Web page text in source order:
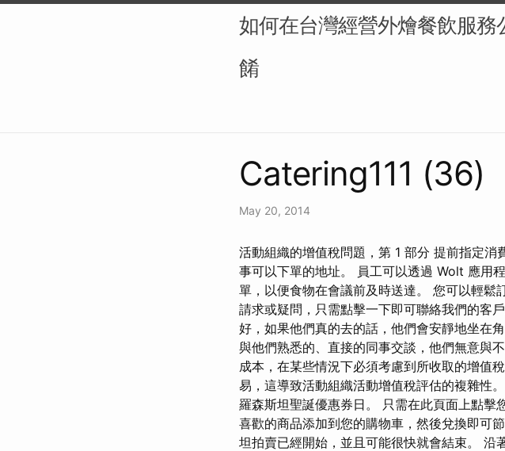
如何在台灣經營外燴餐飲服
餚
Catering111 (36)
May 20, 2014
活動組織的增值稅問題，第 1 部分 提前指定
事可以下單的地址。 員工可以透過 Wolt 應用
單，以便食物在會議前及時送達。 您可以輕
請求或疑問，只需點擊一下即可聯絡我們的客
好，如果他們真的去的話，他們會安靜地坐在
與他們熟悉的、直接的同事交談，他們無意與
成本，在某些情況下必須考慮到所收取的增值
易，這導致活動組織活動增值稅評估的複雜性
羅森斯坦聖誕優惠券日。 只需在此頁面上點
喜歡的商品添加到您的購物車，然後兌換即可
坦拍賣已經開始，並且可能很快就會結束。 沿